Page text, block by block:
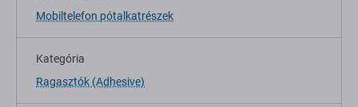
Mobiltelefon pótalkatrészek
Kategória
Ragasztók (Adhesive)